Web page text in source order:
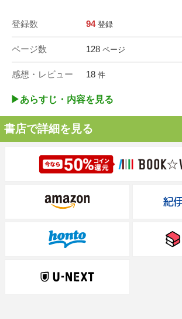
登録数 94 登録
ページ数 128 ページ
感想・レビュー 18 件
▶︎あらすじ・内容を見る
書店で詳細を見る